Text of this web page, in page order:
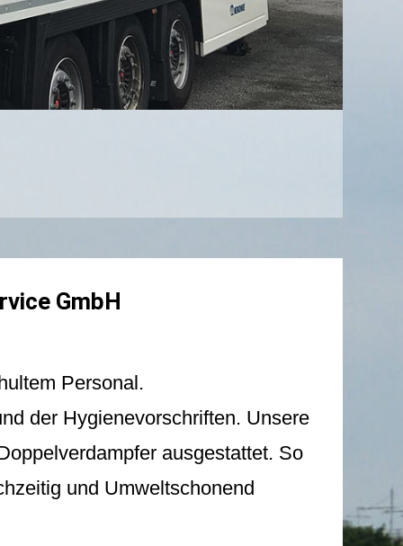
GmbH
Personal.
der Hygienevorschriften. Unsere
ausgestattet. So
und Umweltschonend